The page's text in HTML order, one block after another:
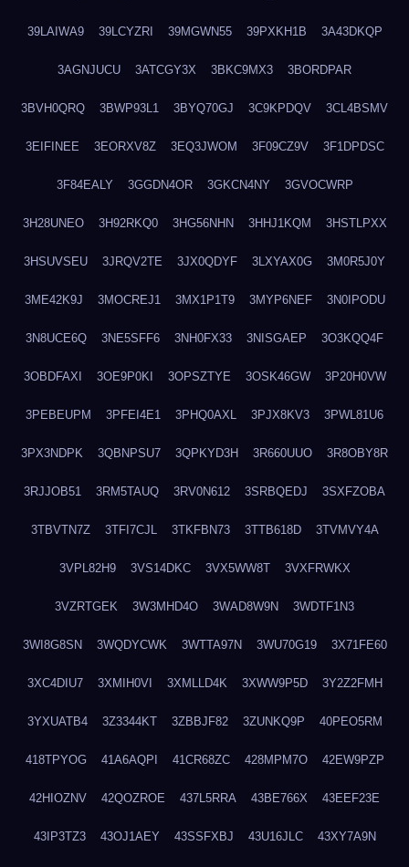
39LAIWA9 39LCYZRI 39MGWN55 39PXKH1B 3A43DKQP
3AGNJUCU 3ATCGY3X 3BKC9MX3 3BORDPAR
3BVH0QRQ 3BWP93L1 3BYQ70GJ 3C9KPDQV 3CL4BSMV
3EIFINEE 3EORXV8Z 3EQ3JWOM 3F09CZ9V 3F1DPDSC
3F84EALY 3GGDN4OR 3GKCN4NY 3GVOCWRP
3H28UNEO 3H92RKQ0 3HG56NHN 3HHJ1KQM 3HSTLPXX
3HSUVSEU 3JRQV2TE 3JX0QDYF 3LXYAX0G 3M0R5J0Y
3ME42K9J 3MOCREJ1 3MX1P1T9 3MYP6NEF 3N0IPODU
3N8UCE6Q 3NE5SFF6 3NH0FX33 3NISGAEP 3O3KQQ4F
3OBDFAXI 3OE9P0KI 3OPSZTYE 3OSK46GW 3P20H0VW
3PEBEUPM 3PFEI4E1 3PHQ0AXL 3PJX8KV3 3PWL81U6
3PX3NDPK 3QBNPSU7 3QPKYD3H 3R660UUO 3R8OBY8R
3RJJOB51 3RM5TAUQ 3RV0N612 3SRBQEDJ 3SXFZOBA
3TBVTN7Z 3TFI7CJL 3TKFBN73 3TTB618D 3TVMVY4A
3VPL82H9 3VS14DKC 3VX5WW8T 3VXFRWKX
3VZRTGEK 3W3MHD4O 3WAD8W9N 3WDTF1N3
3WI8G8SN 3WQDYCWK 3WTTA97N 3WU70G19 3X71FE60
3XC4DIU7 3XMIH0VI 3XMLLD4K 3XWW9P5D 3Y2Z2FMH
3YXUATB4 3Z3344KT 3ZBBJF82 3ZUNKQ9P 40PEO5RM
418TPYOG 41A6AQPI 41CR68ZC 428MPM7O 42EW9PZP
42HIOZNV 42QOZROE 437L5RRA 43BE766X 43EEF23E
43IP3TZ3 43OJ1AEY 43SSFXBJ 43U16JLC 43XY7A9N